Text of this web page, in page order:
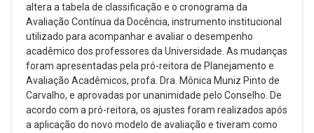
altera a tabela de classificação e o cronograma da
Avaliação Contínua da Docência, instrumento institucional
utilizado para acompanhar e avaliar o desempenho
acadêmico dos professores da Universidade. As mudanças
foram apresentadas pela pró-reitora de Planejamento e
Avaliação Acadêmicos, profa. Dra. Mônica Muniz Pinto de
Carvalho, e aprovadas por unanimidade pelo Conselho. De
acordo com a pró-reitora, os ajustes foram realizados após
a aplicação do novo modelo de avaliação e tiveram como